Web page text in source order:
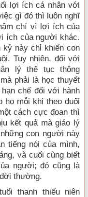
lợi ích cá nhân với
gì đó thì luôn nghĩ
chí vì lợi ích của
ích của người khác.
kỷ này chỉ khiến con
Tuy nhiên, đối với
lý thế tục thông
phải là học thuyết
chế đối với hành
mỗi khi theo đuổi
cách cực đoan thì
kết quả mà giáo lý
con người này
tiếng nói của mình,
và cuối cùng biết
người; đó cũng là
thường.
thanh thiếu niên